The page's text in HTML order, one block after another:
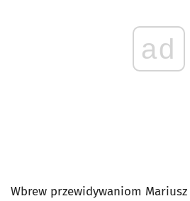
ad
Wbrew przewidywaniom Mariusz